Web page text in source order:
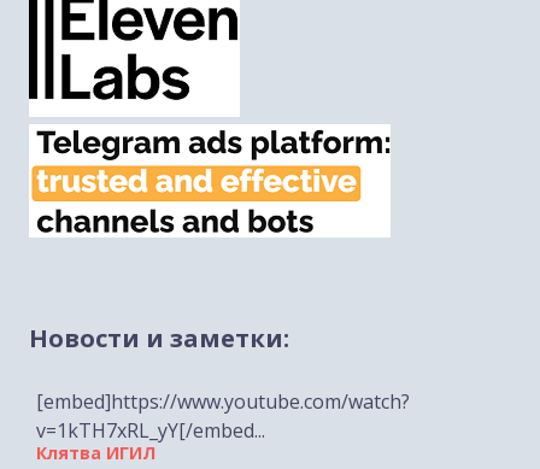
Новости и заметки:
Клятва ИГИЛ
01/05/2026 [tp lang="he" only not_in="ru"]
[embed]https://www.youtube.com/watch?